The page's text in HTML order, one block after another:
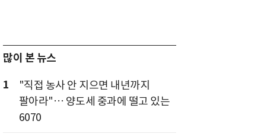
많이 본 뉴스
1
"직접 농사 안 지으면 내년까지
팔아라"… 양도세 중과에 떨고 있는
6070